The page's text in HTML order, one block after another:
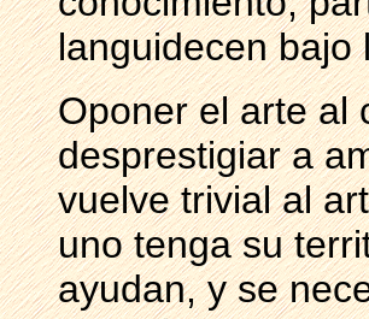
languidecen bajo
Oponer el arte al
desprestigiar a
vuelve trivial al
uno tenga su
ayudan, y se